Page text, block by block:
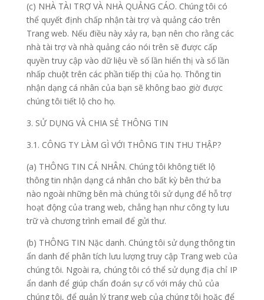
(c) NHÀ TÀI TRỢ VÀ NHÀ QUẢNG CÁO. Chúng tôi có
thể quyết định chấp nhận tài trợ và quảng cáo trên
Trang web. Nếu điều này xảy ra, bạn nên cho rằng các
nhà tài trợ và nhà quảng cáo nói trên sẽ được cấp
quyền truy cập vào dữ liệu về số lần hiển thị và số lần
nhấp chuột trên các phần tiếp thị của họ. Thông tin
nhận dạng cá nhân của bạn sẽ không bao giờ được
chúng tôi tiết lộ cho họ.
3. SỬ DỤNG VÀ CHIA SẺ THÔNG TIN
3.1. CÔNG TY LÀM GÌ VỚI THÔNG TIN THU THẬP?
(a) THÔNG TIN CÁ NHÂN. Chúng tôi không tiết lộ
thông tin nhận dạng cá nhân cho bất kỳ bên thứ ba
nào ngoài những bên mà chúng tôi sử dụng để hỗ trợ
hoạt động của trang web, chẳng hạn như công ty lưu
trữ và chương trình email để gửi thư.
(b) THÔNG TIN Nặc danh. Chúng tôi sử dụng thông tin
ẩn danh để phân tích lưu lượng truy cập Trang web của
chúng tôi. Ngoài ra, chúng tôi có thể sử dụng địa chỉ IP
ẩn danh để giúp chẩn đoán sự cố với máy chủ của
chúng tôi, để quản lý trang web của chúng tôi hoặc để